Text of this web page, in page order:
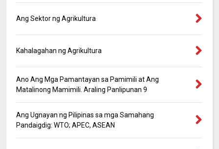
Ang Sektor ng Agrikultura
Kahalagahan ng Agrikultura
Ano Ang Mga Pamantayan sa Pamimili at Ang
Matalinong Mamimili. Araling Panlipunan 9
Ang Ugnayan ng Pilipinas sa mga Samahang
Pandaigdig: WTO; APEC, ASEAN